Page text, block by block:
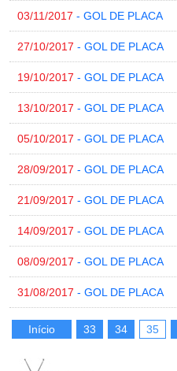
03/11/2017 - GOL DE PLACA
27/10/2017 - GOL DE PLACA
19/10/2017 - GOL DE PLACA
13/10/2017 - GOL DE PLACA
05/10/2017 - GOL DE PLACA
28/09/2017 - GOL DE PLACA
21/09/2017 - GOL DE PLACA
14/09/2017 - GOL DE PLACA
08/09/2017 - GOL DE PLACA
31/08/2017 - GOL DE PLACA
Início 33 34 35